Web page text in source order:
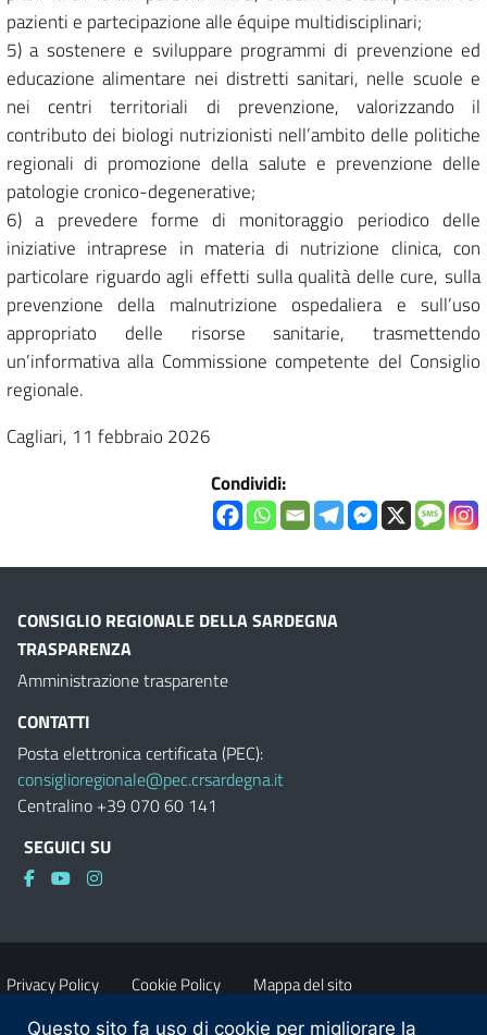
pazienti e partecipazione alle équipe multidisciplinari;
5) a sostenere e sviluppare programmi di prevenzione ed
educazione alimentare nei distretti sanitari, nelle scuole e
nei centri territoriali di prevenzione, valorizzando il
contributo dei biologi nutrizionisti nell’ambito delle politiche
regionali di promozione della salute e prevenzione delle
patologie cronico-degenerative;
6) a prevedere forme di monitoraggio periodico delle
iniziative intraprese in materia di nutrizione clinica, con
particolare riguardo agli effetti sulla qualità delle cure, sulla
prevenzione della malnutrizione ospedaliera e sull’uso
appropriato delle risorse sanitarie, trasmettendo
un’informativa alla Commissione competente del Consiglio
regionale.
Cagliari, 11 febbraio 2026
Condividi:
CONSIGLIO REGIONALE DELLA SARDEGNA
TRASPARENZA
Amministrazione trasparente
CONTATTI
Posta elettronica certificata (PEC):
consiglioregionale@pec.crsardegna.it
Centralino +39 070 60 141
SEGUICI SU
Privacy Policy Cookie Policy Mappa del sito
Questo sito fa uso di cookie per migliorare la